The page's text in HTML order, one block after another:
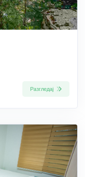
Разгледај